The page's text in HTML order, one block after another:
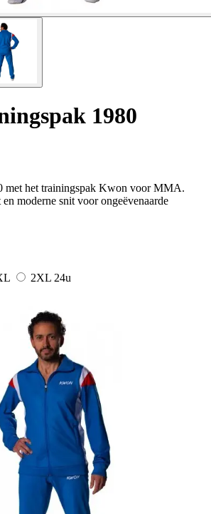
1980
met het trainingspak Kwon voor MMA.
moderne snit voor ongeëvenaarde
2XL 24u